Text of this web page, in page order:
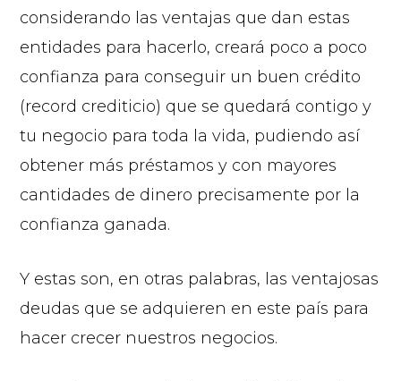
considerando las ventajas que dan estas
entidades para hacerlo, creará poco a poco
confianza para conseguir un buen crédito
(record crediticio) que se quedará contigo y
tu negocio para toda la vida, pudiendo así
obtener más préstamos y con mayores
cantidades de dinero precisamente por la
confianza ganada.
Y estas son, en otras palabras, las ventajosas
deudas que se adquieren en este país para
hacer crecer nuestros negocios.